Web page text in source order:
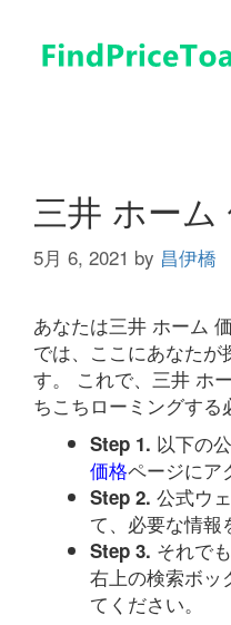
三井 ホーム
5月 6, 2021 by 昌伊橋
あなたは三井 ホーム
では、ここにあなたが
す。 これで、三井 ホ
ちこちローミングする
Step 1. 以下の
価格ページにア
Step 2. 公式ウ
て、必要な情報
Step 3. それで
右上の検索ボッ
てください。